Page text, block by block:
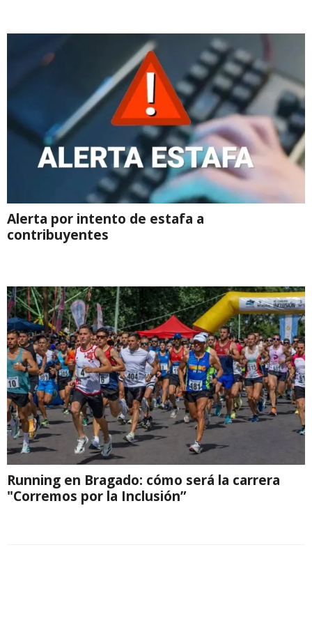
Alerta por intento de estafa a
contribuyentes
Running en Bragado: cómo será la carrera
"Corremos por la Inclusión”